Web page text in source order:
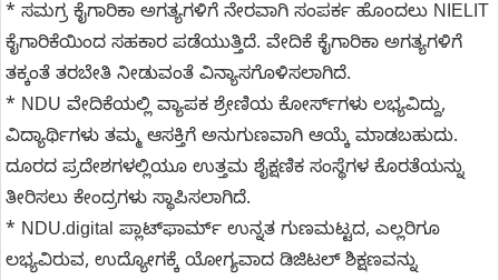
* ಸಮಗ್ರ ಕೈಗಾರಿಕಾ ಅಗತ್ಯಗಳಿಗೆ ನೇರವಾಗಿ ಸಂಪರ್ಕ ಹೊಂದಲು NIELIT
ಕೈಗಾರಿಕೆಯಿಂದ ಸಹಕಾರ ಪಡೆಯುತ್ತಿದೆ. ವೇದಿಕೆ ಕೈಗಾರಿಕಾ ಅಗತ್ಯಗಳಿಗೆ
ತಕ್ಕಂತೆ ತರಬೇತಿ ನೀಡುವಂತೆ ವಿನ್ಯಾಸಗೊಳಿಸಲಾಗಿದೆ.
* NDU ವೇದಿಕೆಯಲ್ಲಿ ವ್ಯಾಪಕ ಶ್ರೇಣಿಯ ಕೋರ್ಸ್‌ಗಳು ಲಭ್ಯವಿದ್ದು,
ವಿದ್ಯಾರ್ಥಿಗಳು ತಮ್ಮ ಆಸಕ್ತಿಗೆ ಅನುಗುಣವಾಗಿ ಆಯ್ಕೆ ಮಾಡಬಹುದು.
ದೂರದ ಪ್ರದೇಶಗಳಲ್ಲಿಯೂ ಉತ್ತಮ ಶೈಕ್ಷಣಿಕ ಸಂಸ್ಥೆಗಳ ಕೊರತೆಯನ್ನು
ತೀರಿಸಲು ಕೇಂದ್ರಗಳು ಸ್ಥಾಪಿಸಲಾಗಿದೆ.
* NDU.digital ಪ್ಲಾಟ್‌ಫಾರ್ಮ್ ಉನ್ನತ ಗುಣಮಟ್ಟದ, ಎಲ್ಲರಿಗೂ
ಲಭ್ಯವಿರುವ, ಉದ್ಯೋಗಕ್ಕೆ ಯೋಗ್ಯವಾದ ಡಿಜಿಟಲ್ ಶಿಕ್ಷಣವನ್ನು